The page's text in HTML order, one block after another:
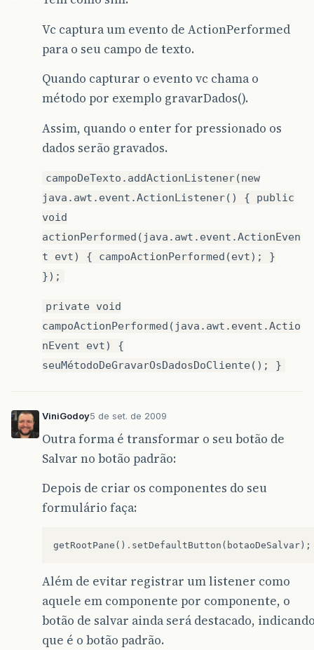
Vc captura um evento de ActionPerformed
para o seu campo de texto.
Quando capturar o evento vc chama o
método por exemplo gravarDados().
Assim, quando o enter for pressionado os
dados serão gravados.
campoDeTexto.addActionListener(new
java.awt.event.ActionListener() { public
void
actionPerformed(java.awt.event.ActionEven
t evt) { campoActionPerformed(evt); }
});
private void
campoActionPerformed(java.awt.event.Actio
nEvent evt) {
seuMétodoDeGravarOsDadosDoCliente(); }
ViniGodoy5 de set. de 2009
Outra forma é transformar o seu botão de
Salvar no botão padrão:
Depois de criar os componentes do seu
formulário faça:
getRootPane () . setDefaultButton ( botaoDeSalvar );
Além de evitar registrar um listener como
aquele em componente por componente, o
botão de salvar ainda será destacado,
que é o botão padrão.